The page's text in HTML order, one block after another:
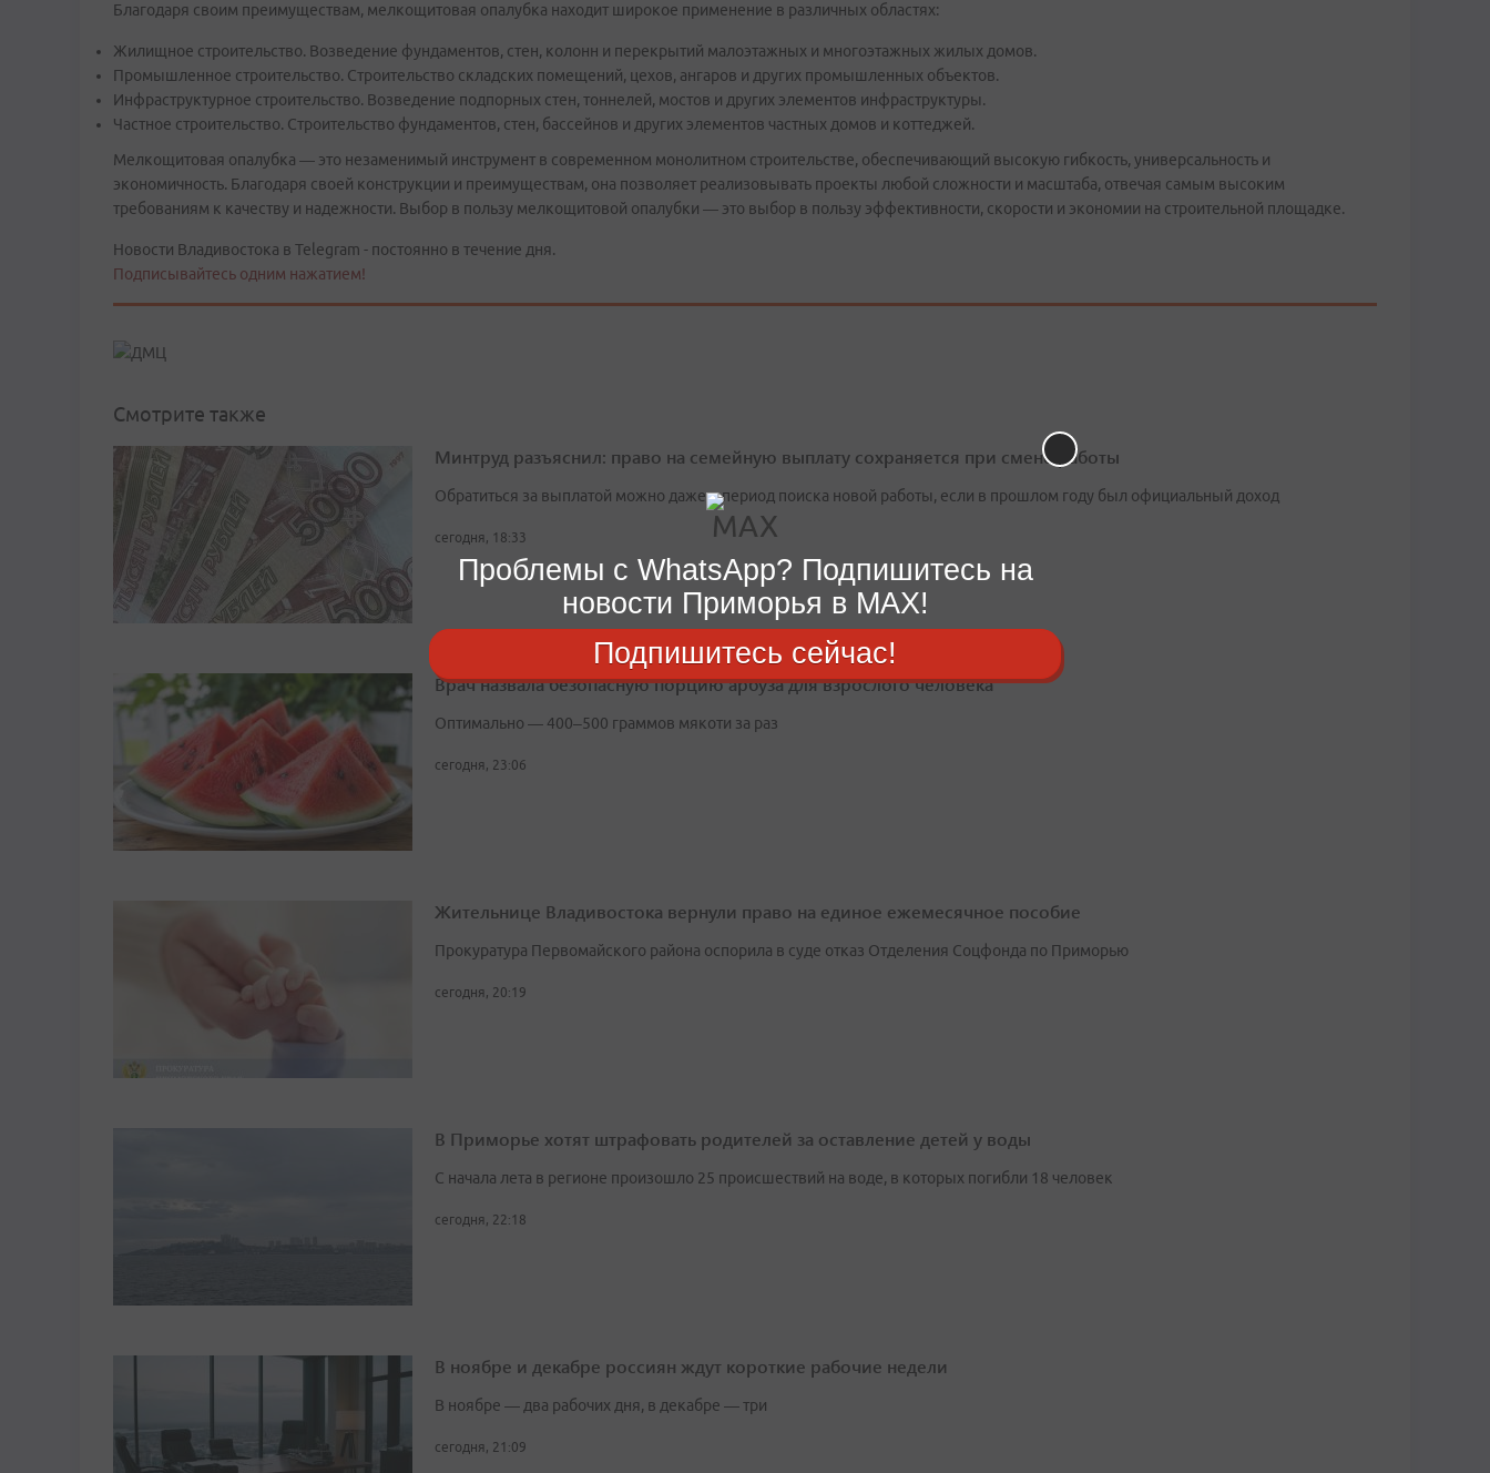
Благодаря своим преимуществам, мелкощитовая опалубка находит широкое применение в различных областях:
Жилищное строительство. Возведение фундаментов, стен, колонн и перекрытий малоэтажных и многоэтажных жилых домов.
Промышленное строительство. Строительство складских помещений, цехов, ангаров и других промышленных объектов.
Инфраструктурное строительство. Возведение подпорных стен, тоннелей, мостов и других элементов инфраструктуры.
Частное строительство. Строительство фундаментов, стен, бассейнов и других элементов частных домов и коттеджей.
Мелкощитовая опалубка — это незаменимый инструмент в современном монолитном строительстве, обеспечивающий высокую гибкость, универсальность и
экономичность. Благодаря своей конструкции и преимуществам, она позволяет реализовывать проекты любой сложности и масштаба, отвечая самым высоким
требованиям к качеству и надежности. Выбор в пользу мелкощитовой опалубки — это выбор в пользу эффективности, скорости и экономии на строительной площадке.
Новости Владивостока в Telegram - постоянно в течение дня.
Подписывайтесь одним нажатием!
Смотрите также
Минтруд разъяснил: право на семейную выплату сохраняется при смене работы
Обратиться за выплатой можно даже в период поиска новой работы, если в прошлом году был официальный доход
сегодня, 18:33
Врач назвала безопасную порцию арбуза для взрослого человека
Оптимально — 400–500 граммов мякоти за раз
сегодня, 23:06
Жительнице Владивостока вернули право на единое ежемесячное пособие
Прокуратура Первомайского района оспорила в суде отказ Отделения Соцфонда по Приморью
сегодня, 20:19
В Приморье хотят штрафовать родителей за оставление детей у воды
С начала лета в регионе произошло 25 происшествий на воде, в которых погибли 18 человек
сегодня, 22:18
В ноябре и декабре россиян ждут короткие рабочие недели
В ноябре — два рабочих дня, в декабре — три
сегодня, 21:09
Проблемы с WhatsApp? Подпишитесь на
новости Приморья в MAX!
Подпишитесь сейчас!